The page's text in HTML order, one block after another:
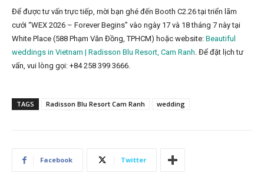
Để được tư vấn trực tiếp, mời bạn ghé đến Booth C2.26 tại triển lãm
cưới “WEX 2026 – Forever Begins” vào ngày 17 và 18 tháng 7 này tại
White Place (588 Phạm Văn Đồng, TPHCM) hoặc website: Beautiful
weddings in Vietnam | Radisson Blu Resort, Cam Ranh. Để đặt lịch tư
vấn, vui lòng gọi: +84 258 399 3666.
TAGS Radisson Blu Resort Cam Ranh wedding
Facebook Twitter